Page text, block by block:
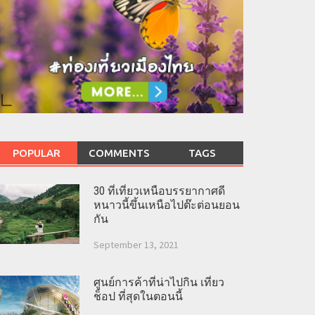
POPULAR COMMENTS TAGS
30 ที่เที่ยวเหนือบรรยากาศดี
หนาวนี้ขึ้นเหนือไปต๊ะต่อนยอน
กัน
September 13, 2021
ศูนย์การค้าที่น่าไปกิน เที่ยว
ช็อป ที่สุดในตอนนี้